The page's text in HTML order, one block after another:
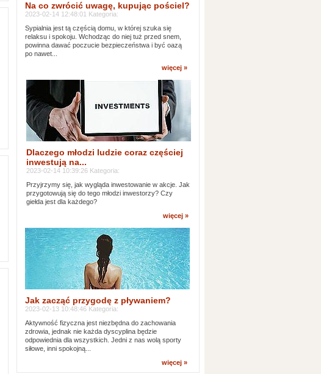
Na co zwrócić uwagę, kupując pościel?
2023-02-14 12:48:01 Kategoria:
Sypialnia jest tą częścią domu, w której szuka się
relaksu i spokoju. Wchodząc do niej tuż przed snem,
powinna dawać poczucie bezpieczeństwa i być oazą
po nawet...
więcej »
Dlaczego młodzi ludzie coraz częściej
inwestują na...
2023-02-14 10:39:26 Kategoria:
Przyjrzymy się, jak wygląda inwestowanie w akcje. Jak
przygotowują się do tego młodzi inwestorzy? Czy
giełda jest dla każdego?
więcej »
Jak zacząć przygodę z pływaniem?
2023-02-13 10:48:46 Kategoria:
Aktywność fizyczna jest niezbędna do zachowania
zdrowia, jednak nie każda dyscyplina będzie
odpowiednia dla wszystkich. Jedni z nas wolą sporty
siłowe, inni spokojną...
więcej »